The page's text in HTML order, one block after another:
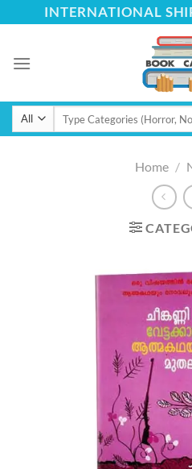
to
INTERNATIONAL
Search
Home /